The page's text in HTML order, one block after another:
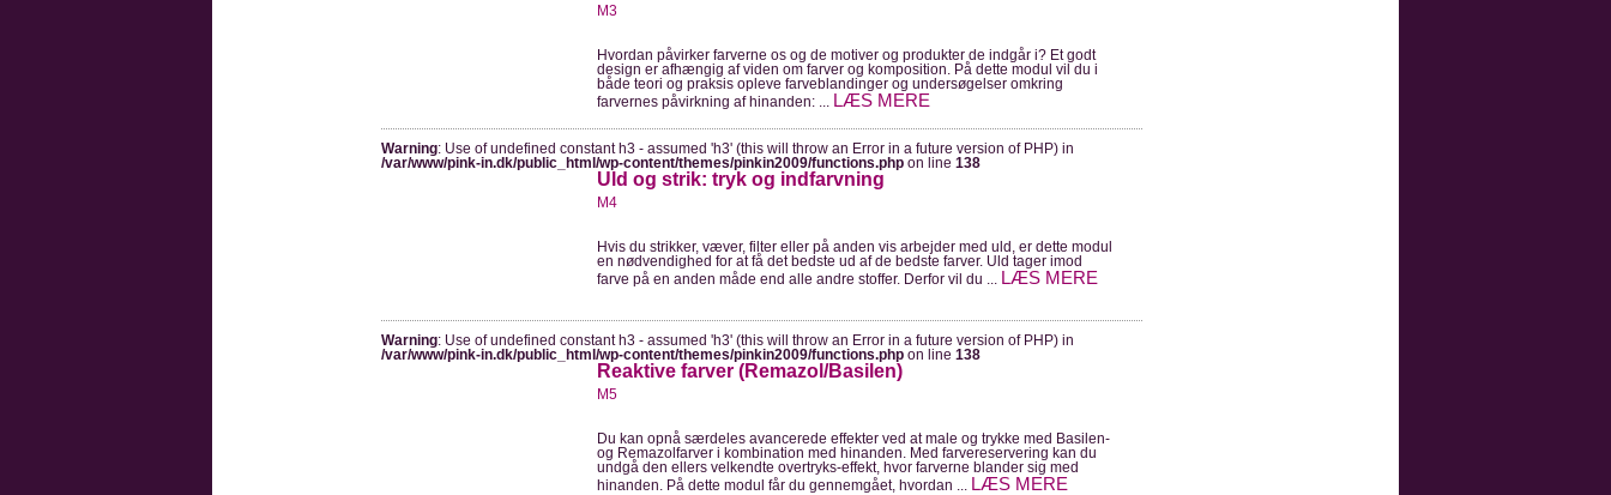
M3
Hvordan påvirker farverne os og de motiver og produkter de indgår i? Et godt
design er afhængig af viden om farver og komposition. På dette modul vil du i
både teori og praksis opleve farveblandinger og undersøgelser omkring
farvernes påvirkning af hinanden: ... LÆS MERE
Warning: Use of undefined constant h3 - assumed 'h3' (this will throw an Error in a future version of PHP) in
/var/www/pink-in.dk/public_html/wp-content/themes/pinkin2009/functions.php on line 138
Uld og strik: tryk og indfarvning
M4
Hvis du strikker, væver, filter eller på anden vis arbejder med uld, er dette modul
en nødvendighed for at få det bedste ud af de bedste farver. Uld tager imod
farve på en anden måde end alle andre stoffer. Derfor vil du ... LÆS MERE
Warning: Use of undefined constant h3 - assumed 'h3' (this will throw an Error in a future version of PHP) in
/var/www/pink-in.dk/public_html/wp-content/themes/pinkin2009/functions.php on line 138
Reaktive farver (Remazol/Basilen)
M5
Du kan opnå særdeles avancerede effekter ved at male og trykke med Basilen-
og Remazolfarver i kombination med hinanden. Med farvereservering kan du
undgå den ellers velkendte overtryks-effekt, hvor farverne blander sig med
hinanden. På dette modul får du gennemgået, hvordan ... LÆS MERE